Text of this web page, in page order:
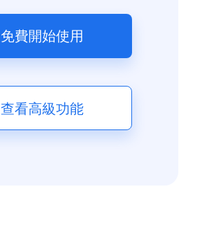
免費開始使用
查看高級功能